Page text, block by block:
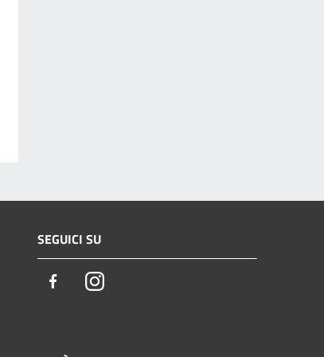
SEGUICI SU
FacebookInstagram